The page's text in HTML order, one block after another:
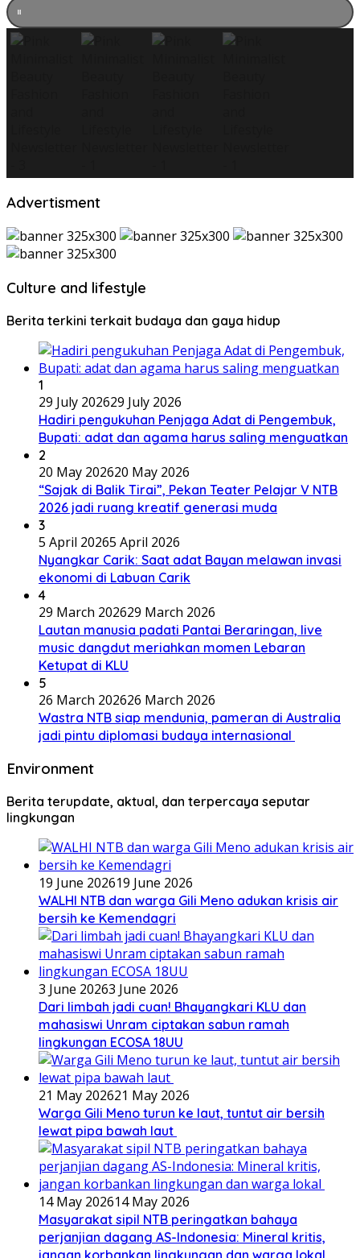
Advertisment
Culture and lifestyle
Berita terkini terkait budaya dan gaya hidup
1
29 July 202629 July 2026
Hadiri pengukuhan Penjaga Adat di Pengembuk,
Bupati: adat dan agama harus saling menguatkan
2
20 May 202620 May 2026
“Sajak di Balik Tirai”, Pekan Teater Pelajar V NTB
2026 jadi ruang kreatif generasi muda
3
5 April 20265 April 2026
Nyangkar Carik: Saat adat Bayan melawan invasi
ekonomi di Labuan Carik
4
29 March 202629 March 2026
Lautan manusia padati Pantai Beraringan, live
music dangdut meriahkan momen Lebaran
Ketupat di KLU
5
26 March 202626 March 2026
Wastra NTB siap mendunia, pameran di Australia
jadi pintu diplomasi budaya internasional
Environment
Berita terupdate, aktual, dan terpercaya seputar
lingkungan
19 June 202619 June 2026
WALHI NTB dan warga Gili Meno adukan krisis air
bersih ke Kemendagri
3 June 20263 June 2026
Dari limbah jadi cuan! Bhayangkari KLU dan
mahasiswi Unram ciptakan sabun ramah
lingkungan ECOSA 18UU
21 May 202621 May 2026
Warga Gili Meno turun ke laut, tuntut air bersih
lewat pipa bawah laut
14 May 202614 May 2026
Masyarakat sipil NTB peringatkan bahaya
perjanjian dagang AS-Indonesia: Mineral kritis,